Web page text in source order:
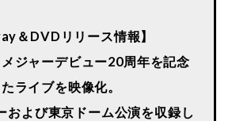
＆DVDリリース情報】
ジャーデビュー20周年を記念
たライブを映像化。
および東京ドーム公演を収録し